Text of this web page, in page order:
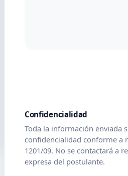
Confidencialidad
Toda la información enviada
confidencialidad conforme a
1201/09. No se contactará a
expresa del postulante.